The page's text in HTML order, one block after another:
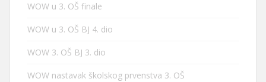
WOW u 3. OŠ finale
WOW u 3. OŠ BJ 4. dio
WOW 3. OŠ BJ 3. dio
WOW nastavak školskog prvenstva 3. OŠ